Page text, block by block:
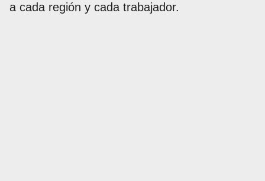
a cada región y cada trabajador.